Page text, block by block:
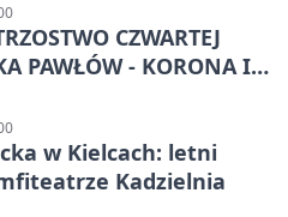
CZWARTEJ
PAWŁÓW - KORONA III
w Kielcach: letni
Kadzielnia